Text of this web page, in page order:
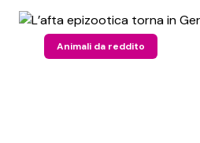
Animali da reddito